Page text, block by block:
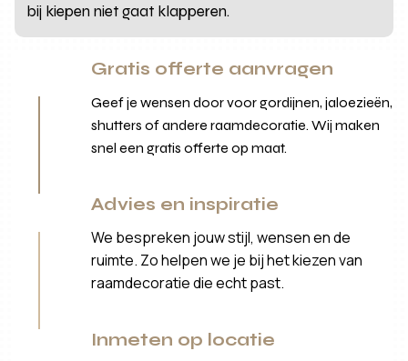
bij kiepen niet gaat klapperen.
Gratis offerte aanvragen
Geef je wensen door voor gordijnen, jaloezieën,
shutters of andere raamdecoratie. Wij maken
snel een gratis offerte op maat.
Advies en inspiratie
We bespreken jouw stijl, wensen en de
ruimte. Zo helpen we je bij het kiezen van
raamdecoratie die echt past.
Inmeten op locatie